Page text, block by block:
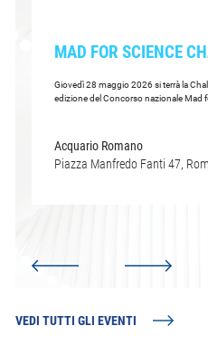
MAD FOR SCIENCE
Giovedì 28 maggio 2026 si terrà la
edizione del Concorso nazionale Mad
Acquario Romano
Piazza Manfredo Fanti 47,
VEDI TUTTI GLI EVENTI